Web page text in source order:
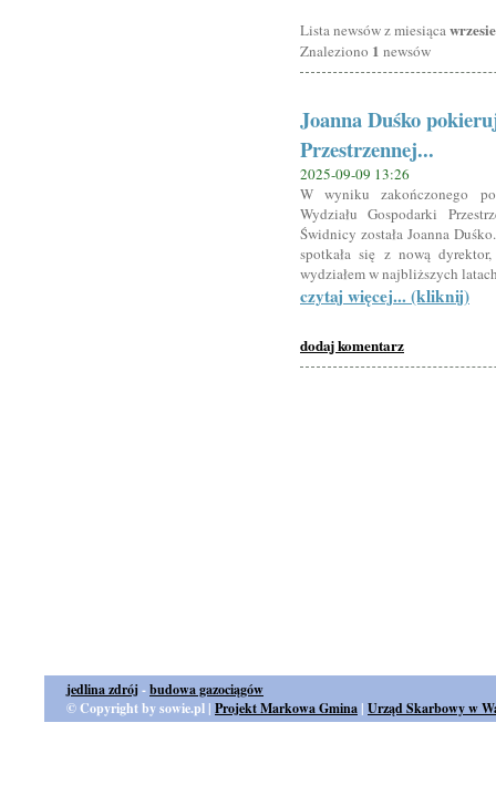
Lista newsów z miesiąca
Znaleziono 1 newsów
Joanna Duśko
Przestrzennej...
2025-09-09 13:26
W wyniku zakończonego
Wydziału Gospodarki
Świdnicy została Joanna
spotkała się z nową
wydziałem w najbliższych
czytaj więcej... (kliknij)
dodaj komentarz
jedlina zdrój-budowa gazociągów
© Copyright by sowie.pl | Projekt Markowa Gmina | Urząd Skarbowy w